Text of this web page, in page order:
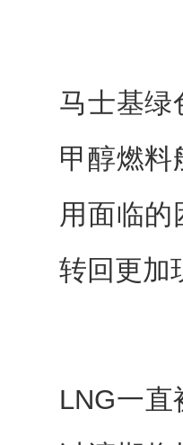
马士基绿
甲醇燃
用面临
转回更加
LNG一